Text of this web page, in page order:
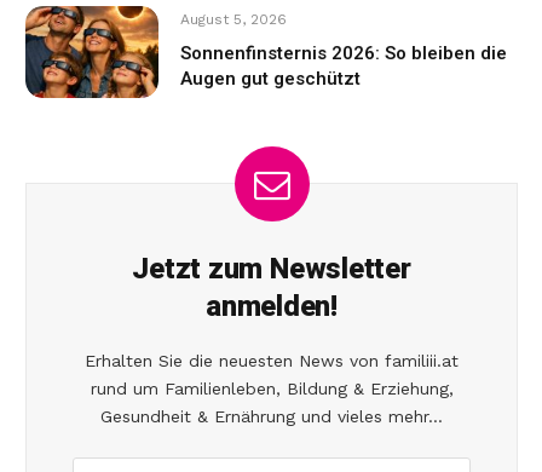
August 5, 2026
Sonnenfinsternis 2026: So bleiben die
Augen gut geschützt
Jetzt zum Newsletter
anmelden!
Erhalten Sie die neuesten News von familiii.at
rund um Familienleben, Bildung & Erziehung,
Gesundheit & Ernährung und vieles mehr...